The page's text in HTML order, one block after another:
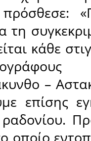
τη
κάθε
–
επίσης